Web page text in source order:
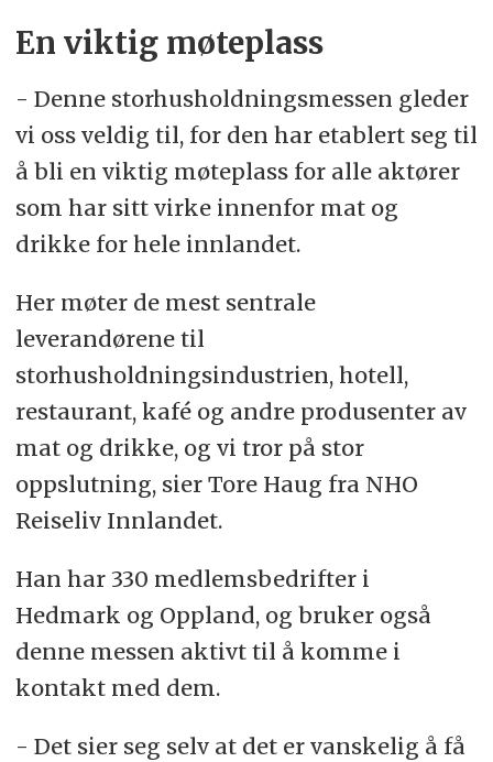
En viktig møteplass
- Denne storhusholdningsmessen gleder
vi oss veldig til, for den har etablert seg til
å bli en viktig møteplass for alle aktører
som har sitt virke innenfor mat og
drikke for hele innlandet.
Her møter de mest sentrale
leverandørene til
storhusholdningsindustrien, hotell,
restaurant, kafé og andre produsenter av
mat og drikke, og vi tror på stor
oppslutning, sier Tore Haug fra NHO
Reiseliv Innlandet.
Han har 330 medlemsbedrifter i
Hedmark og Oppland, og bruker også
denne messen aktivt til å komme i
kontakt med dem.
- Det sier seg selv at det er vanskelig å få